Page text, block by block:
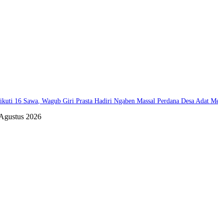
16 Sawa, Wagub Giri Prasta Hadiri Ngaben Massal Perdana Desa Adat
2026